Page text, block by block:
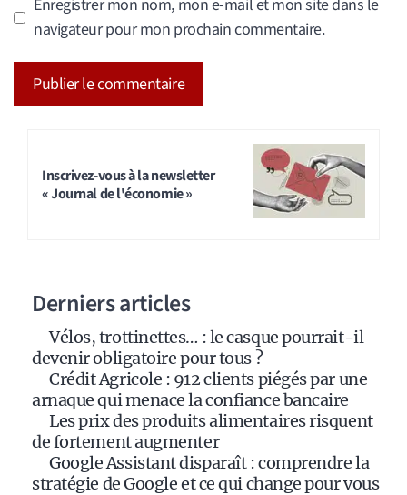
Enregistrer mon nom, mon e-mail et mon site dans le
navigateur pour mon prochain commentaire.
Inscrivez-vous à la newsletter
« Journal de l'économie »
Derniers articles
Vélos, trottinettes… : le casque pourrait-il
devenir obligatoire pour tous ?
Crédit Agricole : 912 clients piégés par une
arnaque qui menace la confiance bancaire
Les prix des produits alimentaires risquent
de fortement augmenter
Google Assistant disparaît : comprendre la
stratégie de Google et ce qui change pour vous